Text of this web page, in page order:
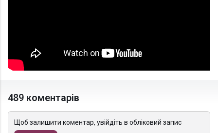
489 коментарів
Щоб залишити коментар, увійдіть в обліковий запис